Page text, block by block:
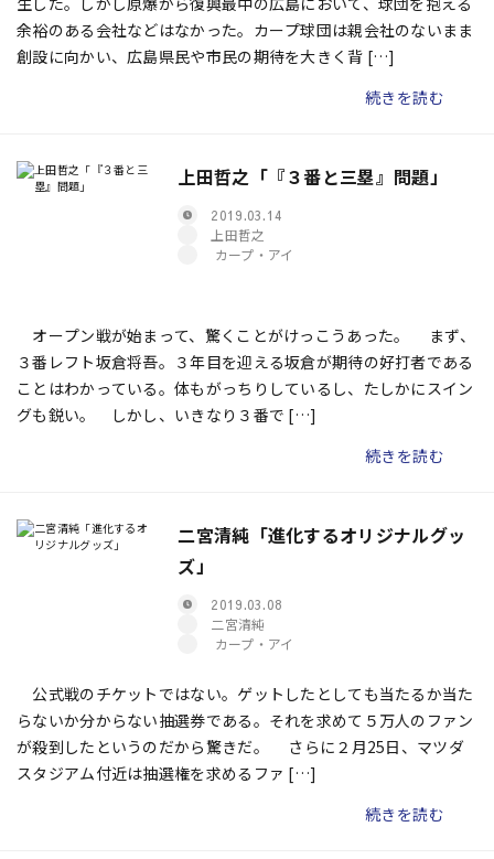
余裕のある会社などはなかった。カープ球団は親会社のないまま
創設に向かい、広島県民や市民の期待を大きく背 […]
続きを読む
上田哲之「『３番と三塁』問題」
2019.03.14
上田哲之
カープ・アイ
オープン戦が始まって、驚くことがけっこうあった。 まず、
３番レフト坂倉将吾。３年目を迎える坂倉が期待の好打者である
ことはわかっている。体もがっちりしているし、たしかにスイン
グも鋭い。 しかし、いきなり３番で […]
続きを読む
二宮清純「進化するオリジナルグッ
ズ」
2019.03.08
二宮清純
カープ・アイ
公式戦のチケットではない。ゲットしたとしても当たるか当た
らないか分からない抽選券である。それを求めて５万人のファン
が殺到したというのだから驚きだ。 さらに２月25日、マツダ
スタジアム付近は抽選権を求めるファ […]
続きを読む